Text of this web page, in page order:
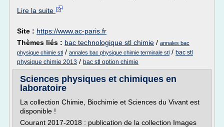
Lire la suite
Site : https://www.ac-paris.fr
Thèmes liés : bac technologique stl chimie / annales bac
physique chimie stl / annales bac physique chimie terminale stl / bac stl
physique chimie 2013 / bac stl option chimie
Sciences physiques et chimiques en
laboratoire
La collection Chimie, Biochimie et Sciences du Vivant est
disponible !
Courant 2017-2018 : publication de la collection Images